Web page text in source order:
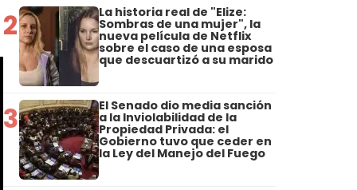
2 La historia real de "Elize:
Sombras de una mujer", la
nueva película de Netflix
sobre el caso de una esposa
que descuartizó a su marido
3 El Senado dio media sanción
a la Inviolabilidad de la
Propiedad Privada: el
Gobierno tuvo que ceder en
la Ley del Manejo del Fuego